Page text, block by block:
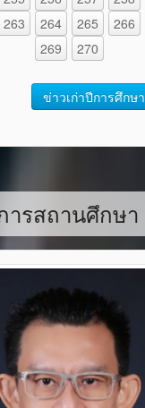
263 264 265 266
269
270
ข่าวเก่าปีการศึกษ
ารสถานศึกษา